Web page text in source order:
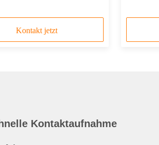
Kontakt jetzt
Kontaktaufnahme